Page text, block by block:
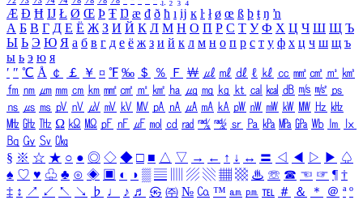
Æ Ð Ħ Ĳ Ł Ø Œ Þ Ŧ Ŋ æ đ ð ħ ı ĳ ĸ ŀ ł ø œ ß þ ŧ ŋ ŉ
А Б В Г Д Е Ё Ж З И Й К Л М Н О П Р С Т У Ф Х Ц Ч Ш Щ Ъ
Ы Ь Э Ю Я а б в г д е ё ж з и й к л м н о п р с т у ф х ц ч ш щ ъ
ы ь э ю я
′ ″ ℃ Å ￠ ￡ ￥ ¤ ℉ ‰ ＄ ％ Ｆ ￦ ㎕ ㎖ ㎗ ℓ ㎘ ㏄ ㎣ ㎤ ㎥ ㎦
㎙ ㎚ ㎛ ㎜ ㎝ ㎞ ㎟ ㎠ ㎡ ㎢ ㏊ ㎍ ㎎ ㎏ ㏏ ㎈ ㎉ ㏈ ㎧ ㎨ ㎰
㎱ ㎲ ㎳ ㎴ ㎵ ㎶ ㎷ ㎸ ㎹ ㎀ ㎁ ㎂ ㎃ ㎄ ㎺ ㎻ ㎽ ㎾ ㎿ ㎐ ㎑
㎒ ㎓ ㎔ Ω ㏀ ㏁ ㎊ ㎋ ㎌ ㏖ ㏅ ㎭ ㎮ ㎯ ㏛ ㎩ ㎪ ㎫ ㎬ ㏝ ㏐
㏓
㏃ ㏉ ㏜ ㏆
§ ※ ☆ ★ ○ ● ◎ ◇ ◆ □ ■ △ ▽ → ← ↑ ↓ ↔ 〓 ◁ ◀ ▷ ▶ ♤
♠ ♡ ♥ ♧ ♣ ⊙ ◈ ▣ ◐ ◑ ▒ ▤ ▨ ▧ ▦ ▩ ♨ ☏ ☎ ☜ ☞ ¶ †
‡ ↕ ↗ ↙ ↖ ↘ ♭ ♩ ♪ ♬ ㉿ ㈜ № ㏇ ™ ㏂ ㏘ ℡ ＃ ＆ ＊ ＠ ª º